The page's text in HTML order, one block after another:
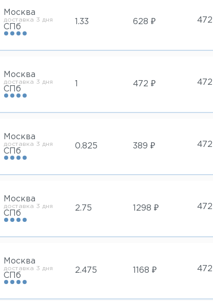
Москва
доставка 3 дня
СПб
1.33 628 ₽ 472
Москва
доставка 3 дня
СПб
472 ₽ 472
Москва
доставка 3 дня
СПб
0.825 389 ₽ 472
Москва
доставка 3 дня
СПб
2.75 1298 ₽ 472
Москва
доставка 3 дня
СПб
2.475 1168 ₽ 472